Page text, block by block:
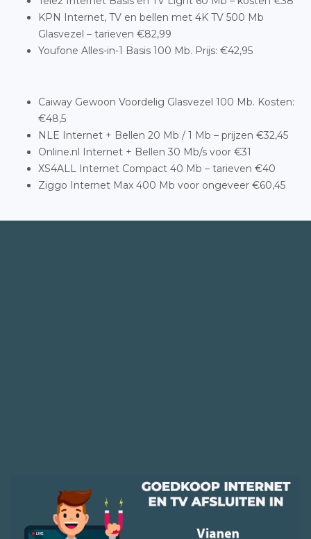
KPN Internet, TV en bellen met 4K TV 500 Mb
Glasvezel – tarieven €82,99
Youfone Alles-in-1 Basis 100 Mb. Prijs: €42,95
Caiway Gewoon Voordelig Glasvezel 100 Mb. Kosten:
€48,5
NLE Internet + Bellen 20 Mb / 1 Mb – prijzen €32,45
Online.nl Internet + Bellen 30 Mb/s voor €31
XS4ALL Internet Compact 40 Mb – tarieven €40
Ziggo Internet Max 400 Mb voor ongeveer €60,45